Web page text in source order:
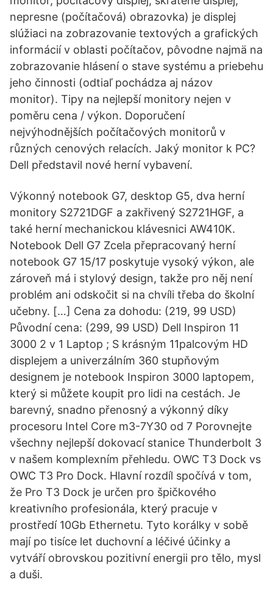
nepresne (počítačová) obrazovka) je displej
slúžiaci na zobrazovanie textových a grafických
informácií v oblasti počítačov, pôvodne najmä na
zobrazovanie hlásení o stave systému a priebehu
jeho činnosti (odtiaľ pochádza aj názov
monitor). Tipy na nejlepší monitory nejen v
poměru cena / výkon. Doporučení
nejvýhodnějších počítačových monitorů v
různých cenových relacích. Jaký monitor k PC?
Dell představil nové herní vybavení.
Výkonný notebook G7, desktop G5, dva herní
monitory S2721DGF a zakřivený S2721HGF, a
také herní mechanickou klávesnici AW410K.
Notebook Dell G7 Zcela přepracovaný herní
notebook G7 15/17 poskytuje vysoký výkon, ale
zároveň má i stylový design, takže pro něj není
problém ani odskočit si na chvíli třeba do školní
učebny. […] Cena za dohodu: (219, 99 USD)
Původní cena: (299, 99 USD) Dell Inspiron 11
3000 2 v 1 Laptop ; S krásným 11palcovým HD
displejem a univerzálním 360 stupňovým
designem je notebook Inspiron 3000 laptopem,
který si můžete koupit pro lidi na cestách. Je
barevný, snadno přenosný a výkonný díky
procesoru Intel Core m3-7Y30 od 7 Porovnejte
všechny nejlepší dokovací stanice Thunderbolt 3
v našem komplexním přehledu. OWC T3 Dock vs
OWC T3 Pro Dock. Hlavní rozdíl spočívá v tom,
že Pro T3 Dock je určen pro špičkového
kreativního profesionála, který pracuje v
prostředí 10Gb Ethernetu. Tyto korálky v sobě
mají po tisíce let duchovní a léčivé účinky a
vytváří obrovskou pozitivní energii pro tělo, mysl
a duši.